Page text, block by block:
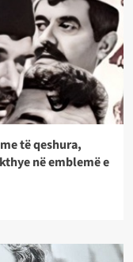
të qeshura,
në emblemë e